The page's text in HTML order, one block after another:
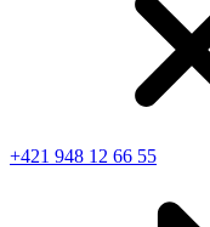
+421 948 12 66 55